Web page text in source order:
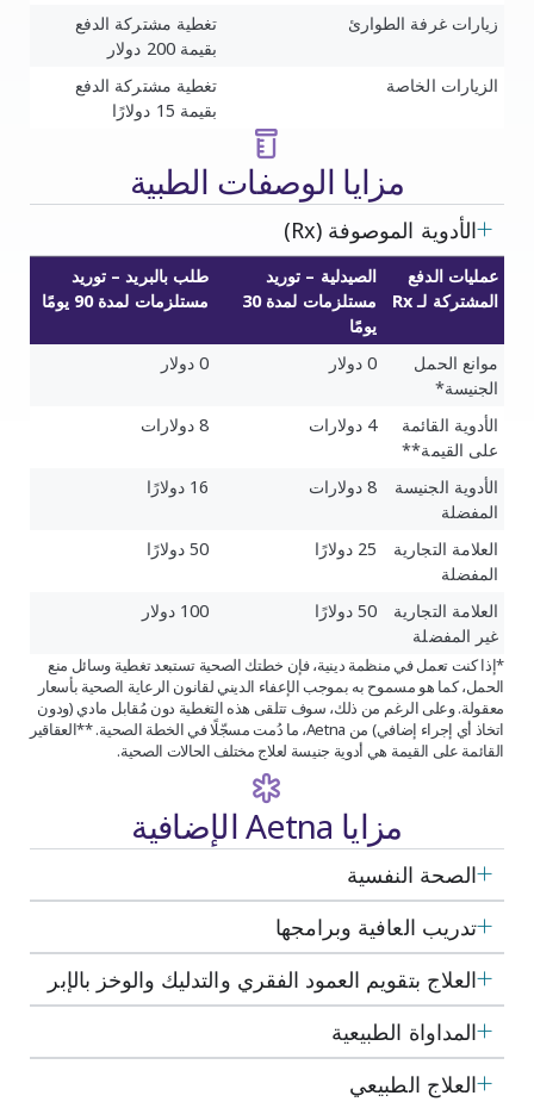
زيارات غرفة الطوارئ
تغطية مشتركة الدفع
بقيمة 200 دولار
الزيارات الخاصة
تغطية مشتركة الدفع
بقيمة 15 دولارًا
مزايا الوصفات الطبية
الأدوية الموصوفة (Rx)
عمليات الدفع
المشتركة لـ Rx
الصيدلية – توريد
مستلزمات لمدة 30
يومًا
طلب بالبريد – توريد
مستلزمات لمدة 90 يومًا
موانع الحمل
الجنيسة*
0 دولار 0 دولار
الأدوية القائمة
على القيمة**
4 دولارات 8 دولارات
الأدوية الجنيسة
المفضلة
8 دولارات 16 دولارًا
العلامة التجارية
المفضلة
25 دولارًا 50 دولارًا
العلامة التجارية
غير المفضلة
50 دولارًا 100 دولار
*إذا كنت تعمل في منظمة دينية، فإن خطتك الصحية تستبعد تغطية وسائل منع
الحمل، كما هو مسموح به بموجب الإعفاء الديني لقانون الرعاية الصحية بأسعار
معقولة. وعلى الرغم من ذلك، سوف تتلقى هذه التغطية دون مُقابل مادي (ودون
اتخاذ أي إجراء إضافي) من Aetna، ما دُمت مسجّلًا في الخطة الصحية. **العقاقير
القائمة على القيمة هي أدوية جنيسة لعلاج مختلف الحالات الصحية.
مزايا Aetna الإضافية
الصحة النفسية
تدريب العافية وبرامجها
العلاج بتقويم العمود الفقري والتدليك والوخز بالإبر
المداواة الطبيعية
العلاج الطبيعي